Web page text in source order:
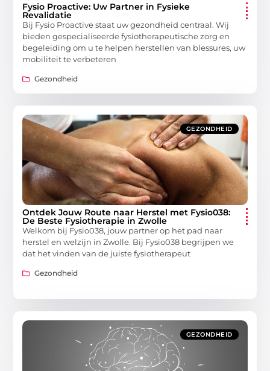
Fysio Proactive: Uw Partner in Fysieke
Revalidatie
Bij Fysio Proactive staat uw gezondheid centraal. Wij
bieden gespecialiseerde fysiotherapeutische zorg en
begeleiding om u te helpen herstellen van blessures, uw
mobiliteit te verbeteren
Gezondheid
GEZONDHEID
Ontdek Jouw Route naar Herstel met Fysio038:
De Beste Fysiotherapie in Zwolle
Welkom bij Fysio038, jouw partner op het pad naar
herstel en welzijn in Zwolle. Bij Fysio038 begrijpen we
dat het vinden van de juiste fysiotherapeut
Gezondheid
GEZONDHEID